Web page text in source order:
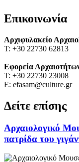
Επικοινωνία
Αρχιφυλακείο
Τ: +30 22730 62813
Εφορεία
Τ: +30 22730 23008
Ε: efasam@culture.gr
Δείτε επίσης
Αρχαιολογικό
πατρίδα του